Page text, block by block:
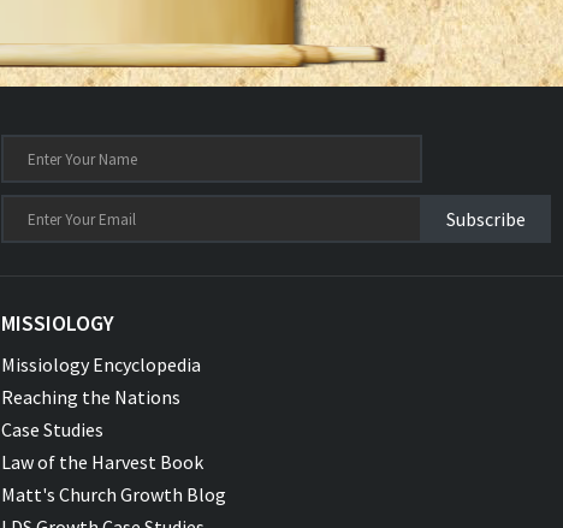
Subscribe
MISSIOLOGY
Missiology Encyclopedia
Reaching the Nations
Case Studies
Law of the Harvest Book
Matt's Church Growth Blog